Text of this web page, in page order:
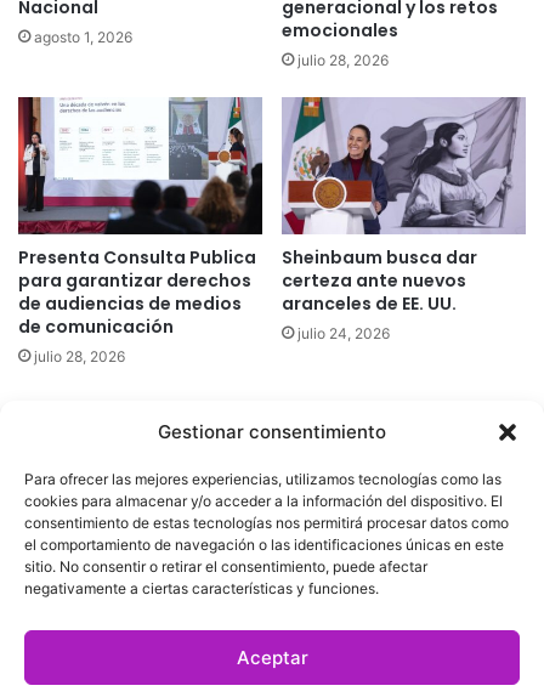
Gestionar consentimiento
Para ofrecer las mejores experiencias, utilizamos tecnologías como las
cookies para almacenar y/o acceder a la información del dispositivo. El
consentimiento de estas tecnologías nos permitirá procesar datos como
el comportamiento de navegación o las identificaciones únicas en este
sitio. No consentir o retirar el consentimiento, puede afectar
negativamente a ciertas características y funciones.
Aceptar
Nacional
agosto 1, 2026
generacional y los retos
emocionales
julio 28, 2026
Presenta Consulta Publica
para garantizar derechos
de audiencias de medios
de comunicación
julio 28, 2026
Sheinbaum busca dar
certeza ante nuevos
aranceles de EE. UU.
julio 24, 2026
derechos reservados
|Aviso de Privacidad|Política de Cookies|Defensoría de la
Audiencia|
Facebook
X YouTube